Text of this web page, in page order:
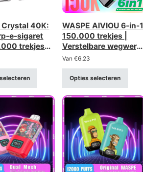
Crystal 40K:
e-sigaret
trekjes
optie) –
in bulk
WASPE AIVIOU 6-in-1
150.000 trekjes |
Verstelbare wegwerp-
vape met 6 opties
voor groothandels
Van €6.23
Opties selecteren